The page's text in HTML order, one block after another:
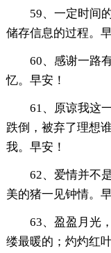
59、一定时间
储存信息的过程。早
60、感谢一路
忆。早安！
61、原谅我这
跌倒，被弃了理想
我。早安！
62、爱情并不
美的猪一见钟情。
63、盈盈月光
缕最暖的；灼灼红